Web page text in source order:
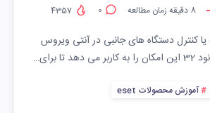
8 دقیقه زمان مطالعه 0
4357
device control یا کنترل دستگاه های جانبی در آنتی ویروس
آموزش محصولات eset